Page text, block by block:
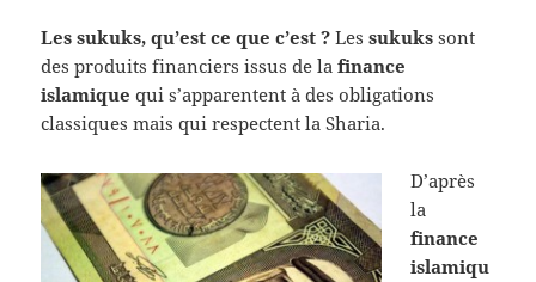
Les sukuks, qu’est ce que c’est ? Lessukuks sont
des produits financiers issus de lafinance
islamique qui s’apparentent à des obligations
classiques mais qui respectent la Sharia.
D’après
la
finance
islamiqu